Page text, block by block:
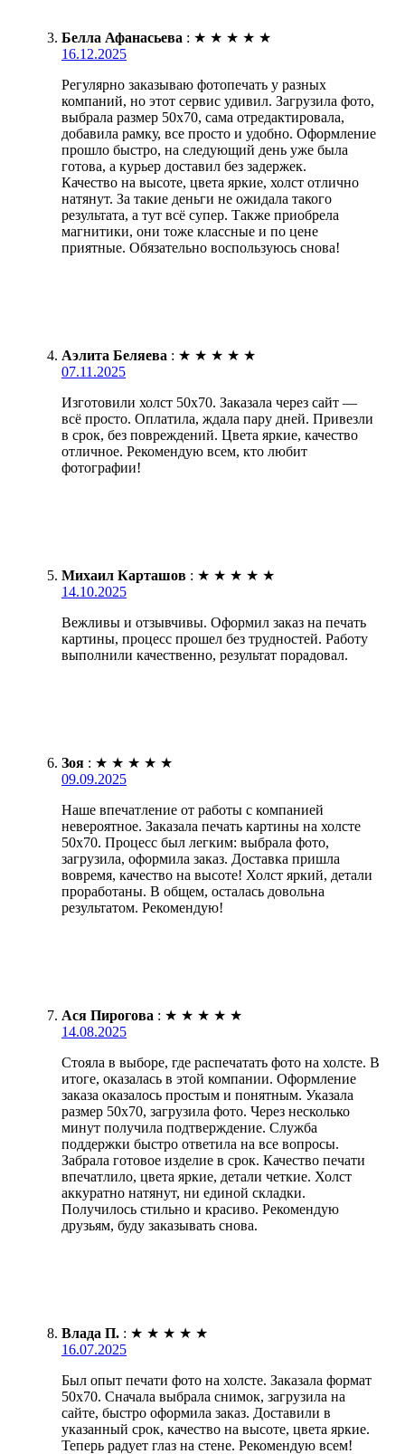
Белла Афанасьева : ★ ★ ★ ★ ★
16.12.2025
Регулярно заказываю фотопечать у разных
компаний, но этот сервис удивил. Загрузила фото,
выбрала размер 50х70, сама отредактировала,
добавила рамку, все просто и удобно. Оформление
прошло быстро, на следующий день уже была
готова, а курьер доставил без задержек.
Качество на высоте, цвета яркие, холст отлично
натянут. За такие деньги не ожидала такого
результата, а тут всё супер. Также приобрела
магнитики, они тоже классные и по цене
приятные. Обязательно воспользуюсь снова!
Аэлита Беляева : ★ ★ ★ ★ ★
07.11.2025
Изготовили холст 50х70. Заказала через сайт —
всё просто. Оплатила, ждала пару дней. Привезли
в срок, без повреждений. Цвета яркие, качество
отличное. Рекомендую всем, кто любит
фотографии!
Михаил Карташов : ★ ★ ★ ★ ★
14.10.2025
Вежливы и отзывчивы. Оформил заказ на печать
картины, процесс прошел без трудностей. Работу
выполнили качественно, результат порадовал.
Зоя : ★ ★ ★ ★ ★
09.09.2025
Наше впечатление от работы с компанией
невероятное. Заказала печать картины на холсте
50х70. Процесс был легким: выбрала фото,
загрузила, оформила заказ. Доставка пришла
вовремя, качество на высоте! Холст яркий, детали
проработаны. В общем, осталась довольна
результатом. Рекомендую!
Ася Пирогова : ★ ★ ★ ★ ★
14.08.2025
Стояла в выборе, где распечатать фото на холсте. В
итоге, оказалась в этой компании. Оформление
заказа оказалось простым и понятным. Указала
размер 50х70, загрузила фото. Через несколько
минут получила подтверждение. Служба
поддержки быстро ответила на все вопросы.
Забрала готовое изделие в срок. Качество печати
впечатлило, цвета яркие, детали четкие. Холст
аккуратно натянут, ни единой складки.
Получилось стильно и красиво. Рекомендую
друзьям, буду заказывать снова.
Влада П. : ★ ★ ★ ★ ★
16.07.2025
Был опыт печати фото на холсте. Заказала формат
50х70. Сначала выбрала снимок, загрузила на
сайте, быстро оформила заказ. Доставили в
указанный срок, качество на высоте, цвета яркие.
Теперь радует глаз на стене. Рекомендую всем!